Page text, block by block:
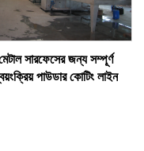
সারফেসের জন্য সম্পূর্ণ
পাউডার কোটিং লাইন